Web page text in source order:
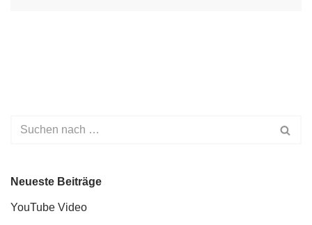
Neueste Beiträge
YouTube Video